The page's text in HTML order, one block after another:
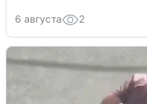
6 августа 2